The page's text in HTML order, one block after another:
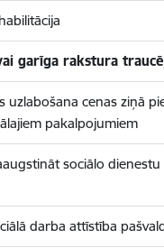
garīga rakstura
cenas ziņā
pakalpojumiem
sociālo
darba attīstība